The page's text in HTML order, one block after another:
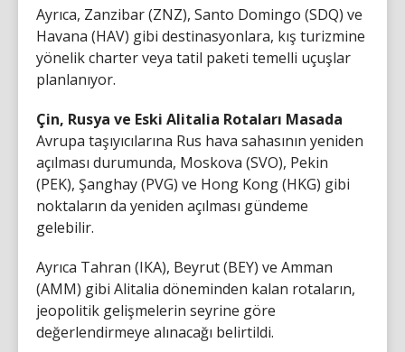
Ayrıca, Zanzibar (ZNZ), Santo Domingo (SDQ) ve
Havana (HAV) gibi destinasyonlara, kış turizmine
yönelik charter veya tatil paketi temelli uçuşlar
planlanıyor.
Çin, Rusya ve Eski Alitalia Rotaları Masada
Avrupa taşıyıcılarına Rus hava sahasının yeniden
açılması durumunda, Moskova (SVO), Pekin
(PEK), Şanghay (PVG) ve Hong Kong (HKG) gibi
noktaların da yeniden açılması gündeme
gelebilir.
Ayrıca Tahran (IKA), Beyrut (BEY) ve Amman
(AMM) gibi Alitalia döneminden kalan rotaların,
jeopolitik gelişmelerin seyrine göre
değerlendirmeye alınacağı belirtildi.